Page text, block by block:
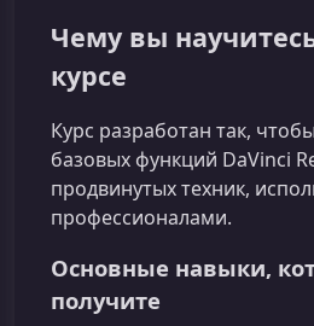
Чему вы
курсе
Курс разработан так,
базовых функций DaVinci
продвинутых техник,
профессионалами.
Основные навыки,
получите